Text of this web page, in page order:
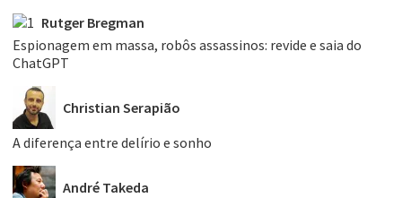
Rutger Bregman
Espionagem em massa, robôs assassinos: revide e saia do
ChatGPT
Christian Serapião
A diferença entre delírio e sonho
André Takeda